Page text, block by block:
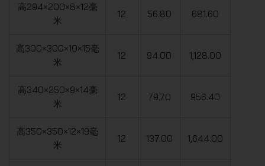
高294×200×8×12毫
米
12 56.80 681.60
高300×300×10×15毫
米
12 94.00 1,128.00
高340×250×9×14毫
米
12 79.70 956.40
高350×350×12×19毫
米
12 137.00 1,644.00